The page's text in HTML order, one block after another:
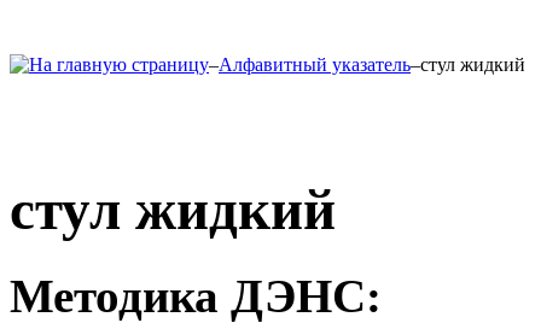
–Алфавитный указатель–стул жидкий
стул жидкий
Методика ДЭНС: